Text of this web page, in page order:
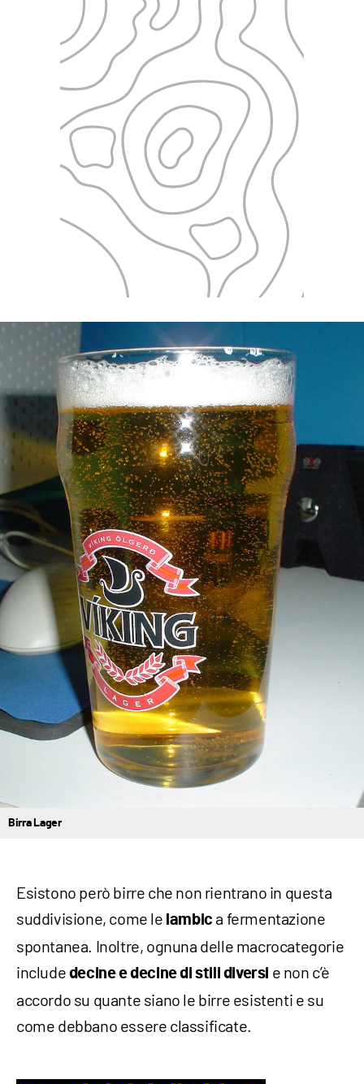
Birra Lager
Esistono però birre che non rientrano in questa
suddivisione, come le lambic a fermentazione
spontanea. Inoltre, ognuna delle macrocategorie
include decine e decine di stili diversi e non c’è
accordo su quante siano le birre esistenti e su
come debbano essere classificate.